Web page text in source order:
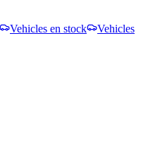
Vehicles en stock
Vehicles